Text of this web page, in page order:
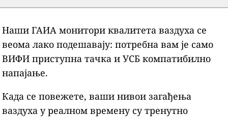
Наши ГАИА монитори квалитета ваздуха се
веома лако подешавају: потребна вам је само
ВИФИ приступна тачка и УСБ компатибилно
напајање.
Када се повежете, ваши нивои загађења
ваздуха у реалном времену су тренутно